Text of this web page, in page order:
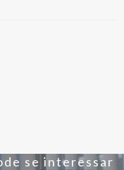
se interessar